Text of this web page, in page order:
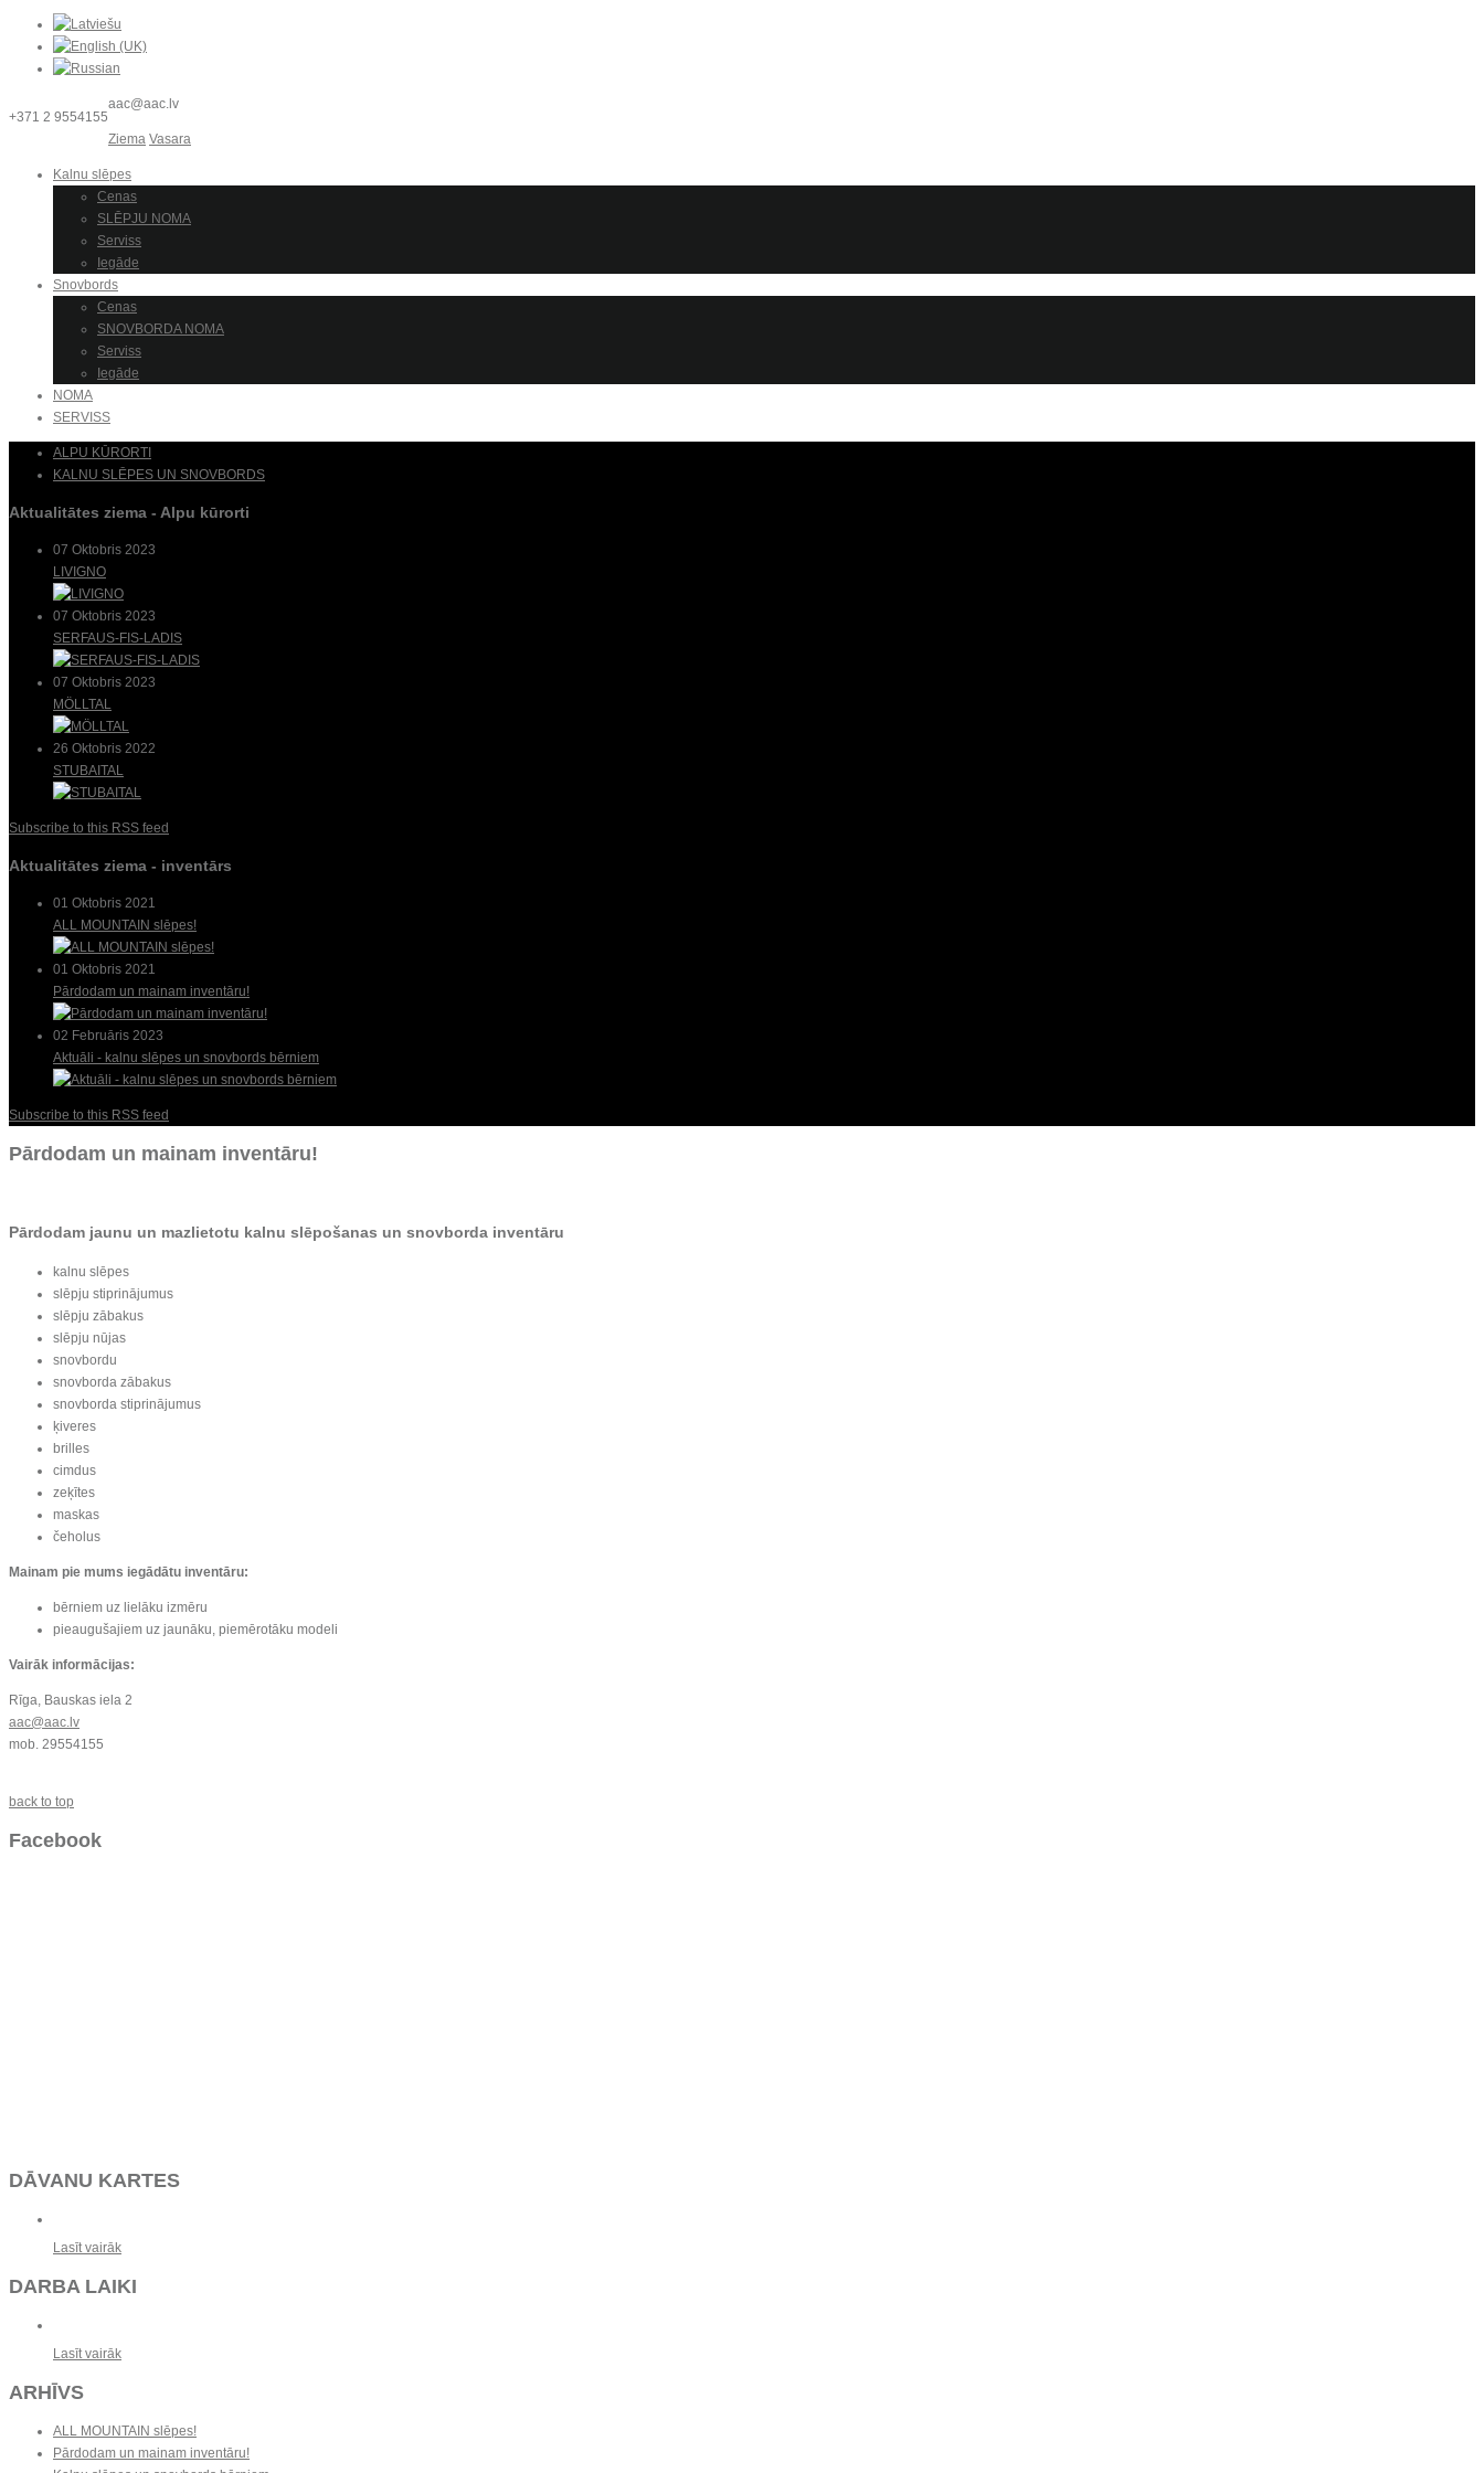
+371 2 9554155
aac@aac.lv
Ziema Vasara
Kalnu slēpes
Cenas
SLĒPJU NOMA
Serviss
Iegāde
Snovbords
Cenas
SNOVBORDA NOMA
Serviss
Iegāde
NOMA
SERVISS
ALPU KŪRORTI
KALNU SLĒPES UN SNOVBORDS
Aktualitātes ziema - Alpu kūrorti
07 Oktobris 2023
LIVIGNO
07 Oktobris 2023
SERFAUS-FIS-LADIS
07 Oktobris 2023
MÖLLTAL
26 Oktobris 2022
STUBAITAL
Subscribe to this RSS feed
Aktualitātes ziema - inventārs
01 Oktobris 2021
ALL MOUNTAIN slēpes!
01 Oktobris 2021
Pārdodam un mainam inventāru!
02 Februāris 2023
Aktuāli - kalnu slēpes un snovbords bērniem
Subscribe to this RSS feed
Pārdodam un mainam inventāru!
Pārdodam jaunu un mazlietotu kalnu slēpošanas un snovborda inventāru
kalnu slēpes
slēpju stiprinājumus
slēpju zābakus
slēpju nūjas
snovbordu
snovborda zābakus
snovborda stiprinājumus
ķiveres
brilles
cimdus
zeķītes
maskas
čeholus
Mainam pie mums iegādātu inventāru:
bērniem uz lielāku izmēru
pieaugušajiem uz jaunāku, piemērotāku modeli
Vairāk informācijas:
Rīga, Bauskas iela 2
aac@aac.lv
mob. 29554155
back to top
Facebook
DĀVANU KARTES
Lasīt vairāk
DARBA LAIKI
Lasīt vairāk
ARHĪVS
ALL MOUNTAIN slēpes!
Pārdodam un mainam inventāru!